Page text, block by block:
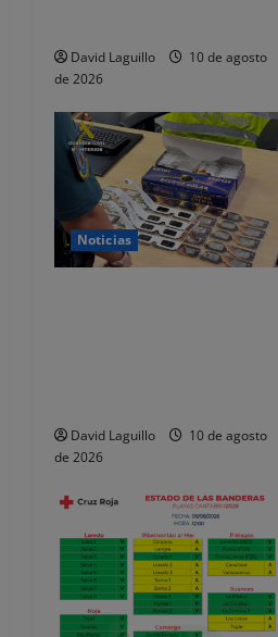
d
a
s
David Laguillo
10 de agosto
de 2026
Noticias
David Laguillo
10 de agosto
de 2026